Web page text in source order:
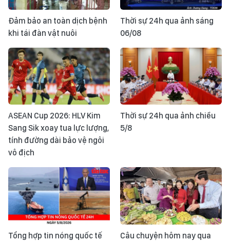
Đảm bảo an toàn dịch bệnh
khi tái đàn vật nuôi
Thời sự 24h qua ảnh sáng
06/08
ASEAN Cup 2026: HLV Kim
Sang Sik xoay tua lực lượng,
tính đường dài bảo vệ ngôi
vô địch
Thời sự 24h qua ảnh chiều
5/8
Tổng hợp tin nóng quốc tế
Câu chuyện hôm nay qua